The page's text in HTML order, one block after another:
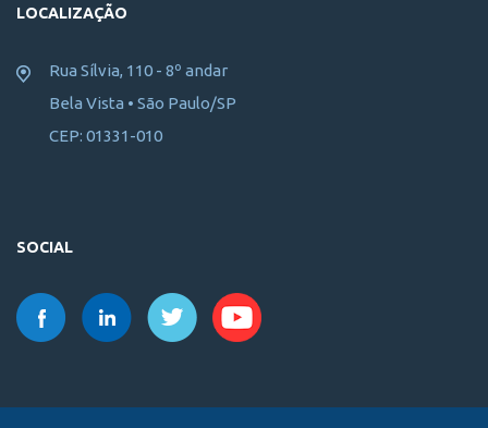
LOCALIZAÇÃO
Rua Sílvia, 110 - 8º andar
Bela Vista • São Paulo/SP
CEP: 01331-010
SOCIAL